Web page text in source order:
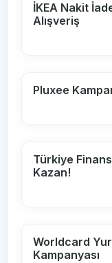
İKEA Nakit
Alışveriş
Pluxee
Türkiye
Kazan!
Worldcard
Kampanyası